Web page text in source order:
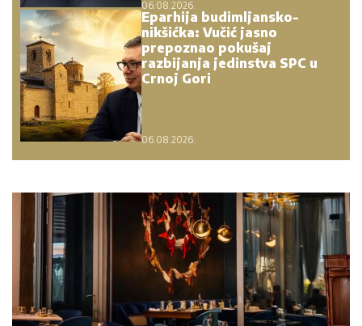
06.08.2026.
Eparhija budimljansko-
nikšićka: Vučić jasno
prepoznao pokušaj
razbijanja jedinstva SPC u
Crnoj Gori
06.08.2026.